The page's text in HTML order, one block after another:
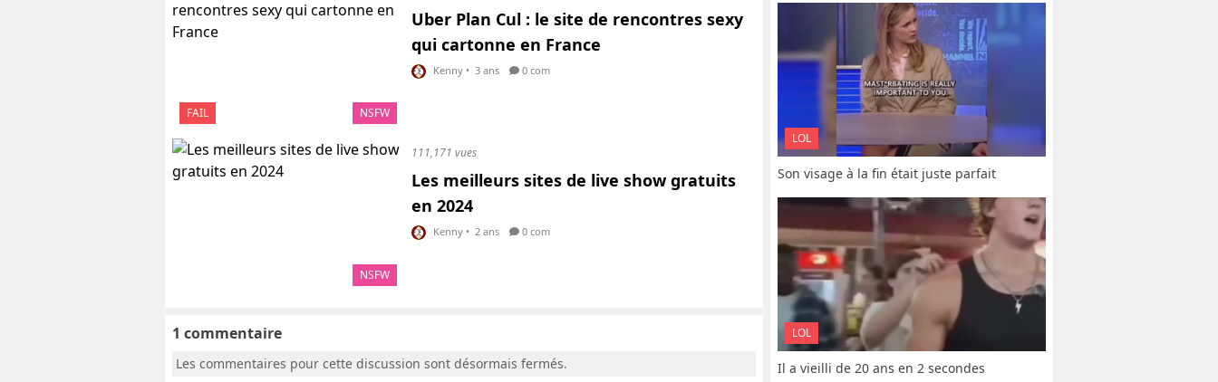
FAIL NSFW
Uber Plan Cul : le site de rencontres sexy
qui cartonne en France
Kenny • 3 ans 0 com
NSFW
111,171 vues
Les meilleurs sites de live show gratuits
en 2024
Kenny • 2 ans 0 com
1 commentaire
Les commentaires pour cette discussion sont désormais fermés.
LOL
Son visage à la fin était juste parfait
LOL
Il a vieilli de 20 ans en 2 secondes